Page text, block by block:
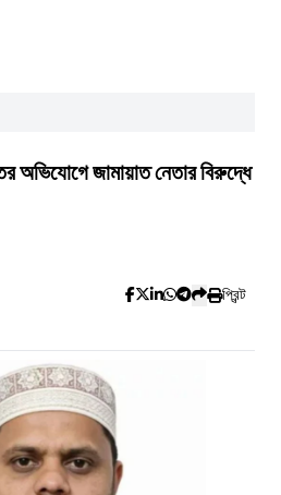
অভিযোগে জামায়াত নেতার বিরুদ্ধে
প্রিন্ট